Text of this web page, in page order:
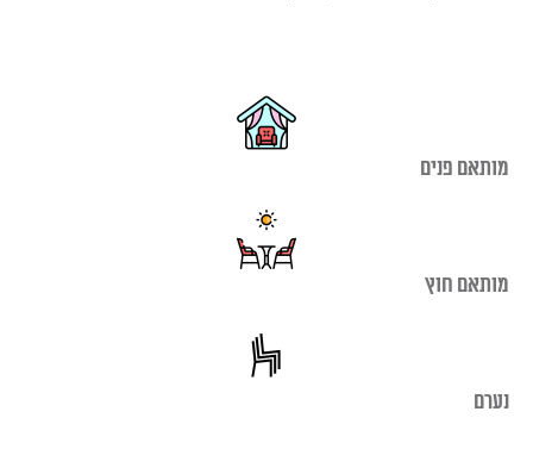
מותאם פנים
מותאם חוץ
נערם